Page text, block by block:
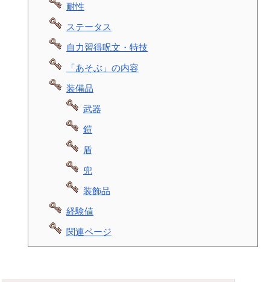
耐性
ステータス
自力習得呪文・特技
「あそぶ」の内容
装備品
武器
鎧
盾
兜
装飾品
経験値
関連ページ